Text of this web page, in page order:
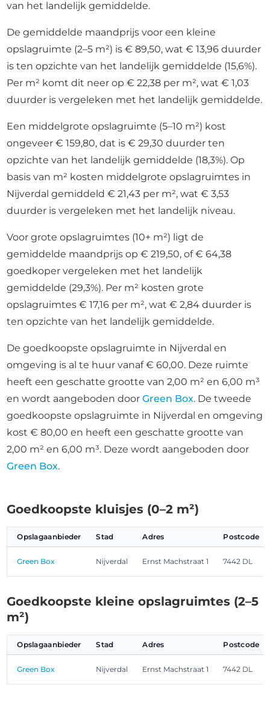
van het landelijk gemiddelde.
De gemiddelde maandprijs voor een kleine
opslagruimte (2–5 m²) is € 89,50, wat € 13,96 duurder
is ten opzichte van het landelijk gemiddelde (15,6%).
Per m² komt dit neer op € 22,38 per m², wat € 1,03
duurder is vergeleken met het landelijk gemiddelde.
Een middelgrote opslagruimte (5–10 m²) kost
ongeveer € 159,80, dat is € 29,30 duurder ten
opzichte van het landelijk gemiddelde (18,3%). Op
basis van m² kosten middelgrote opslagruimtes in
Nijverdal gemiddeld € 21,43 per m², wat € 3,53
duurder is vergeleken met het landelijk niveau.
Voor grote opslagruimtes (10+ m²) ligt de
gemiddelde maandprijs op € 219,50, of € 64,38
goedkoper vergeleken met het landelijk
gemiddelde (29,3%). Per m² kosten grote
opslagruimtes € 17,16 per m², wat € 2,84 duurder is
ten opzichte van het landelijk gemiddelde.
De goedkoopste opslagruimte in Nijverdal en
omgeving is al te huur vanaf € 60,00. Deze ruimte
heeft een geschatte grootte van 2,00 m² en 6,00 m³
en wordt aangeboden doorGreen Box. De tweede
goedkoopste opslagruimte in Nijverdal en omgeving
kost € 80,00 en heeft een geschatte grootte van
2,00 m² en 6,00 m³. Deze wordt aangeboden door
Green Box.
Goedkoopste kluisjes (0–2 m²)
Opslagaanbieder Stad Adres Postcode
Green Box Nijverdal Ernst Machstraat 1 7442 DL
Goedkoopste kleine opslagruimtes (2–5
m²)
Opslagaanbieder Stad Adres Postcode
Green Box Nijverdal Ernst Machstraat 1 7442 DL